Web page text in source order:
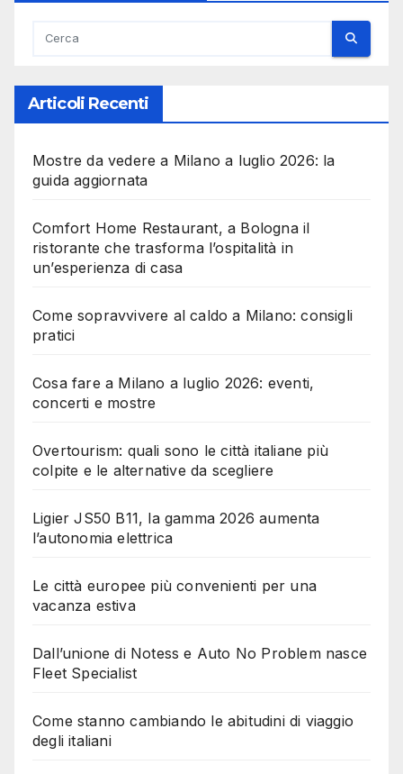
Articoli Recenti
Mostre da vedere a Milano a luglio 2026: la
guida aggiornata
Comfort Home Restaurant, a Bologna il
ristorante che trasforma l’ospitalità in
un’esperienza di casa
Come sopravvivere al caldo a Milano: consigli
pratici
Cosa fare a Milano a luglio 2026: eventi,
concerti e mostre
Overtourism: quali sono le città italiane più
colpite e le alternative da scegliere
Ligier JS50 B11, la gamma 2026 aumenta
l’autonomia elettrica
Le città europee più convenienti per una
vacanza estiva
Dall’unione di Notess e Auto No Problem nasce
Fleet Specialist
Come stanno cambiando le abitudini di viaggio
degli italiani